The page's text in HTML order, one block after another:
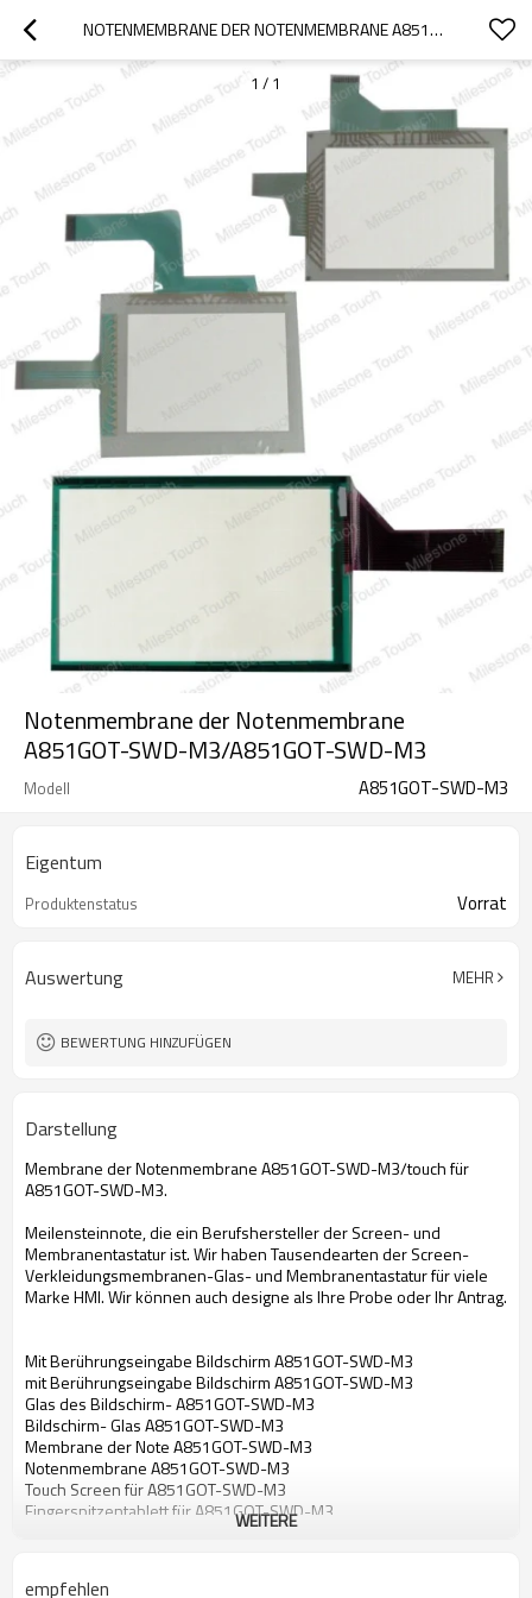
NOTENMEMBRANE DER NOTENMEMBRANE A851GOT-SWD-M3/A851GOT-SWD-M3
1 / 1
Notenmembrane der Notenmembrane
A851GOT-SWD-M3/A851GOT-SWD-M3
Modell A851GOT-SWD-M3
Eigentum
Produktenstatus Vorrat
Auswertung MEHR
BEWERTUNG HINZUFÜGEN
Darstellung
Membrane der Notenmembrane A851GOT-SWD-M3/touch für
A851GOT-SWD-M3.
Meilensteinnote, die ein Berufshersteller der Screen- und
Membranentastatur ist. Wir haben Tausendearten der Screen-
Verkleidungsmembranen-Glas- und Membranentastatur für viele
Marke HMI. Wir können auch designe als Ihre Probe oder Ihr Antrag.
Mit Berührungseingabe Bildschirm A851GOT-SWD-M3
mit Berührungseingabe Bildschirm A851GOT-SWD-M3
Glas des Bildschirm- A851GOT-SWD-M3
Bildschirm- Glas A851GOT-SWD-M3
Membrane der Note A851GOT-SWD-M3
Notenmembrane A851GOT-SWD-M3
Touch Screen für A851GOT-SWD-M3
Fingerspitzentablett für A851GOT-SWD-M3
mit Berührungseingabe Bildschirm für A851GOT-SWD-M3
WEITERE
empfehlen